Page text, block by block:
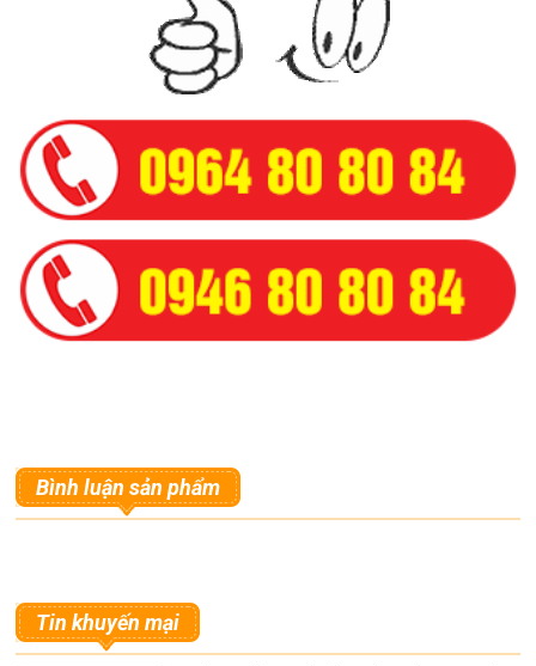
Bình luận sản phẩm
Tin khuyến mại